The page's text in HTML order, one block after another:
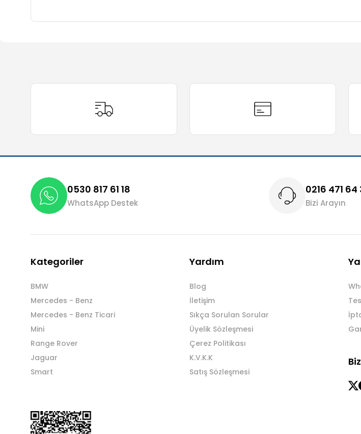
Ürün bilgilerinde hatalar bulunuyor.
Bu ürüne benzer farklı alternatifler olmalı.
Gönder
0530 817 61 18
WhatsApp Destek
0216 471 64
Bizi Arayın
Kategoriler
BMW
Mercedes - Benz
Mercedes - Benz Ticari
Mini
Range Rover
Jaguar
Smart
Yardım
Blog
İletişim
Sıkça Sorulan Sorular
Üyelik Sözleşmesi
Çerez Politikası
K.V.K.K
Satış Sözleşmesi